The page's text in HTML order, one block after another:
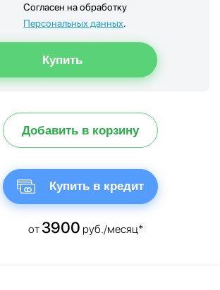
Согласен на обработку
Персональных данных.
Добавить в корзину
Купить в кредит
от 3900 руб./месяц*